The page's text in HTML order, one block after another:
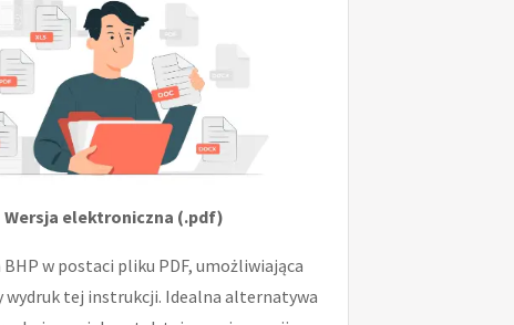
Wersja elektroniczna (.pdf)
w postaci pliku PDF, umożliwiająca
tej instrukcji. Idealna alternatywa